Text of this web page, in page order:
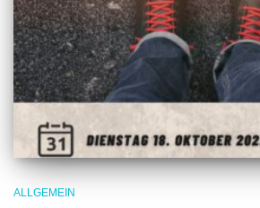
ALLGEMEIN